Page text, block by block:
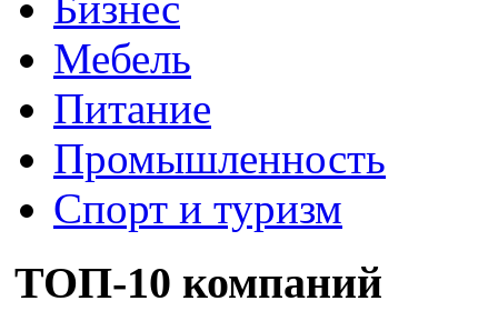
Мебель
Питание
Промышленность
Спорт и туризм
ТОП-10 компаний